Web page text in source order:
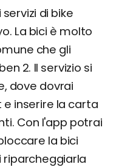
di bike
La bici è molto
che gli
2. Il servizio si
dove dovrai
inserire la carta
Con l'app potrai
la bici
riparcheggiarla